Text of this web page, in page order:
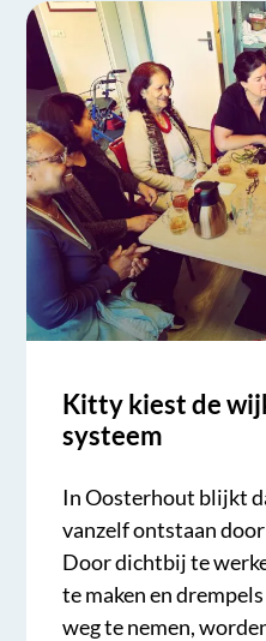
Kitty kiest de
systeem
In Oosterhout blijkt
vanzelf ontstaan
Door dichtbij te
te maken en
weg te nemen,